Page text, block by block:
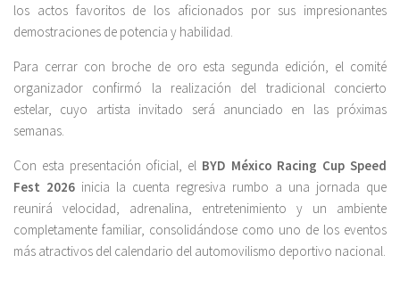
los actos favoritos de los aficionados por sus impresionantes
demostraciones de potencia y habilidad.
Para cerrar con broche de oro esta segunda edición, el comité
organizador confirmó la realización del tradicional concierto
estelar, cuyo artista invitado será anunciado en las próximas
semanas.
Con esta presentación oficial, el BYD México Racing Cup Speed
Fest 2026 inicia la cuenta regresiva rumbo a una jornada que
reunirá velocidad, adrenalina, entretenimiento y un ambiente
completamente familiar, consolidándose como uno de los eventos
más atractivos del calendario del automovilismo deportivo nacional.